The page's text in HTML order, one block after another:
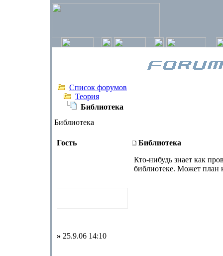
Список форумов
Теория
Библиотека
Библиотека
Гость
Библиотека
Кто-нибудь знает как
библиотеке. Может план
» 25.9.06 14:10